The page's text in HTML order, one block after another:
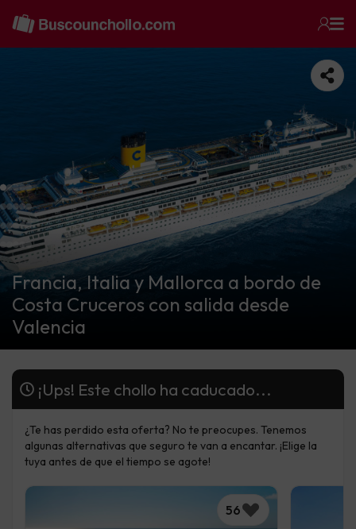
Francia, Italia y Mallorca a bordo de
Costa Cruceros con salida desde
Valencia
¡Ups! Este chollo ha caducado...
¿Te has perdido esta oferta? No te preocupes. Tenemos
algunas alternativas que seguro te van a encantar. ¡Elige la
tuya antes de que el tiempo se agote!
56